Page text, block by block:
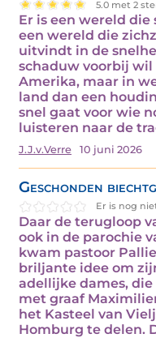
5.0 met 2
Er is een wereld
een wereld die
uitvindt in de
schaduw voorbij
Amerika, maar in
land dan een
snel gaat voor wie
luisteren naar de
J.J.v.Verre 10 juni 2026
Geschonden
Er is nog
Daar de terugloop
ook in de parochie
kwam pastoor
briljante idee om
adellijke dames,
met graaf
het Kasteel van
Homburg te delen.